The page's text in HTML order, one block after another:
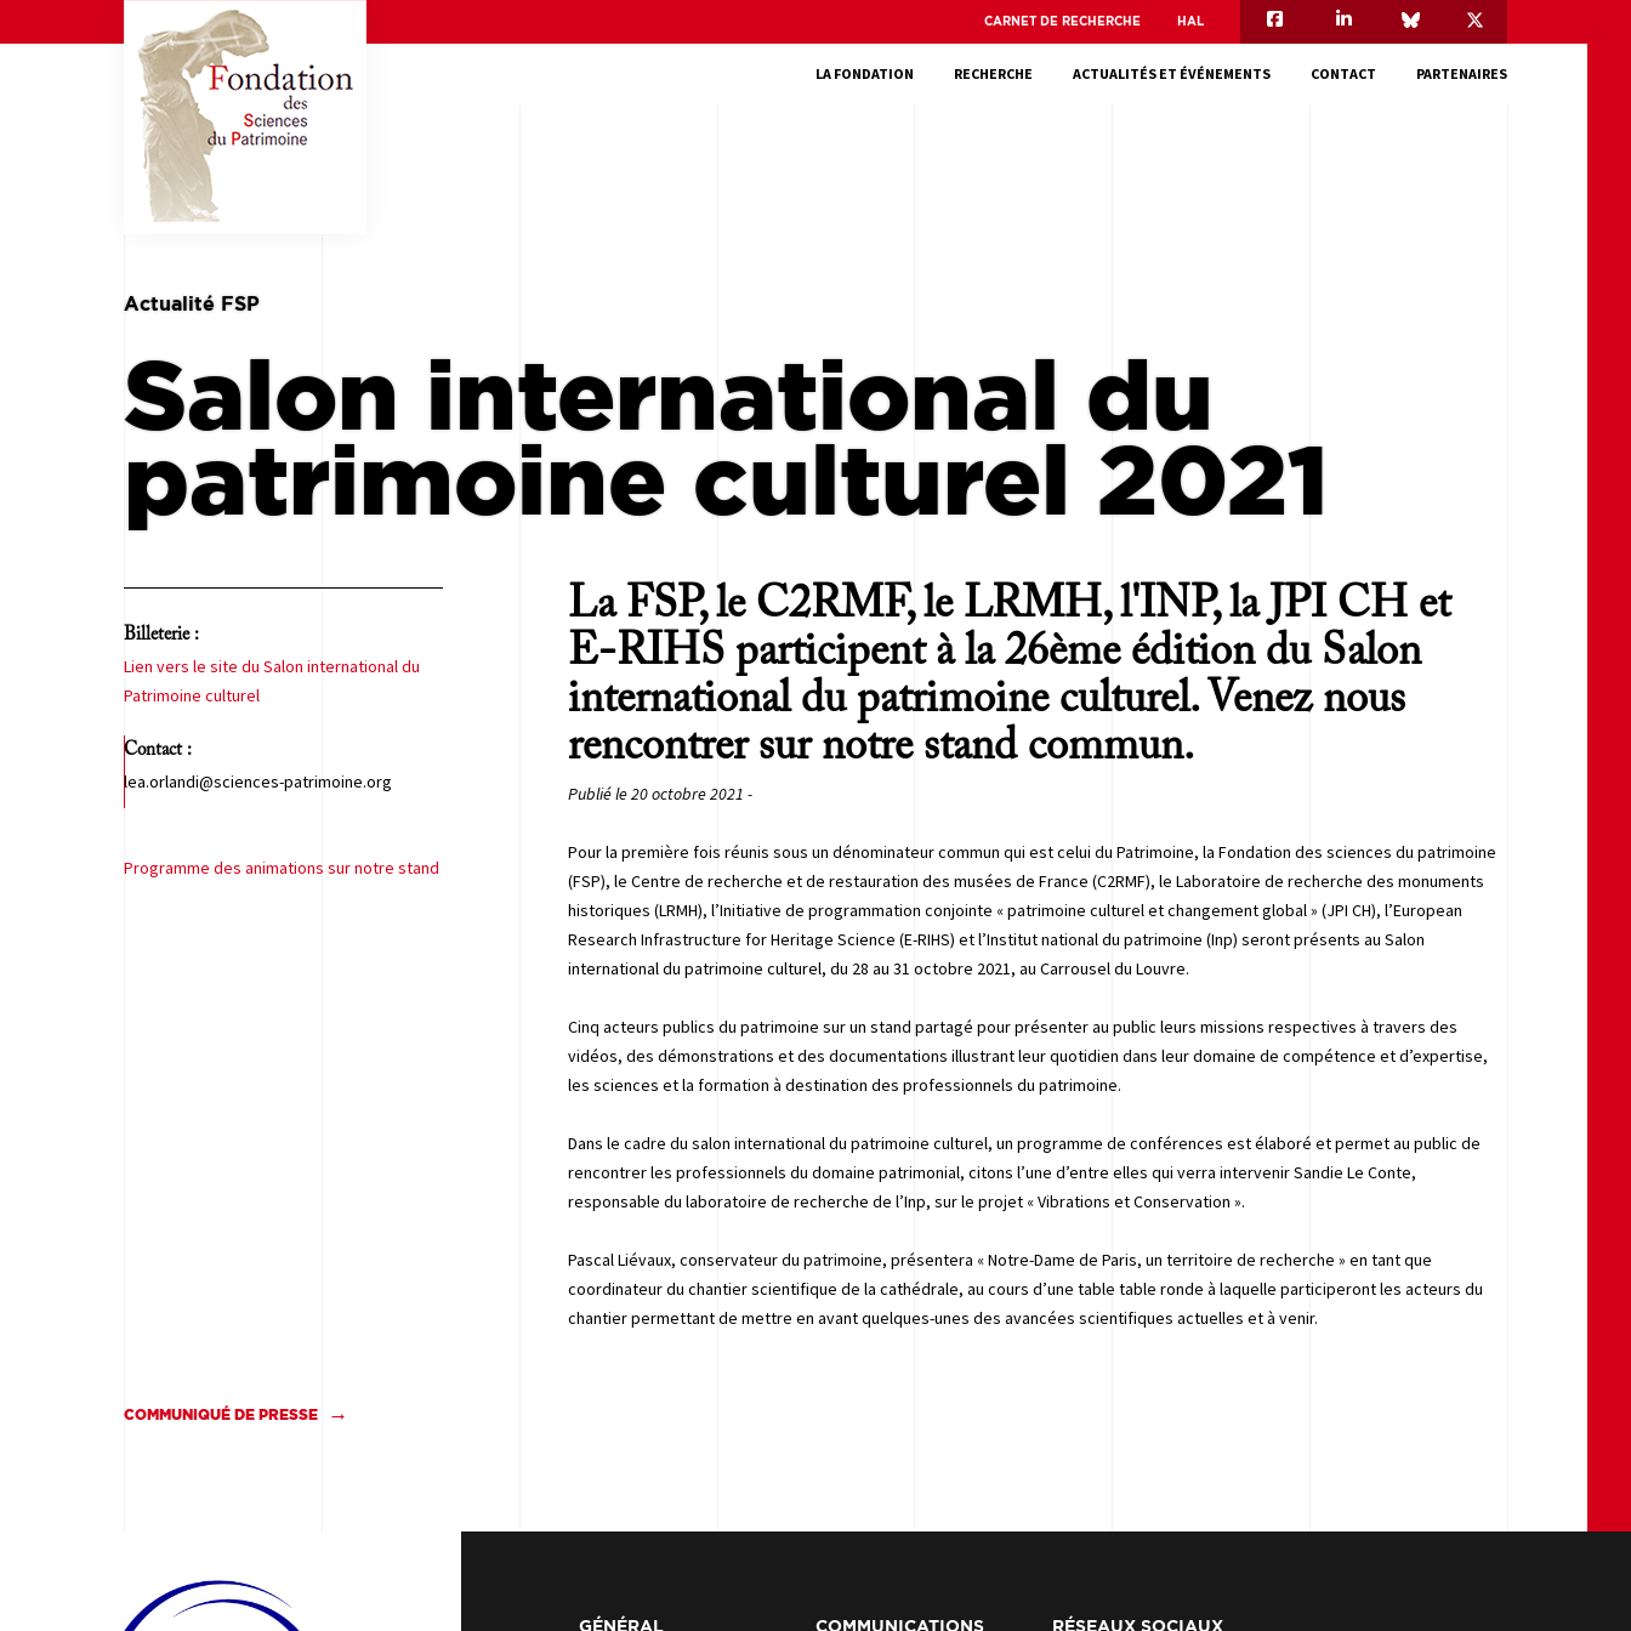
CARNET DE RECHERCHE HAL
LA FONDATION RECHERCHE ACTUALITÉS ET ÉVÉNEMENTS CONTACT PARTENAIRES
Actualité FSP
Salon international du
patrimoine culturel 2021
Billeterie :
Lien vers le site du Salon international du
Patrimoine culturel
Contact :
lea.orlandi@sciences-patrimoine.org
Programme des animations sur notre stand
La FSP, le C2RMF, le LRMH, l'INP, la JPI CH et
E-RIHS participent à la 26ème édition du Salon
international du patrimoine culturel. Venez nous
rencontrer sur notre stand commun.
Publié le 20 octobre 2021 -
Pour la première fois réunis sous un dénominateur commun qui est celui du Patrimoine, la Fondation des sciences du patrimoine
(FSP), le Centre de recherche et de restauration des musées de France (C2RMF), le Laboratoire de recherche des monuments
historiques (LRMH), l’Initiative de programmation conjointe « patrimoine culturel et changement global » (JPI CH), l’European
Research Infrastructure for Heritage Science (E-RIHS) et l’Institut national du patrimoine (Inp) seront présents au Salon
international du patrimoine culturel, du 28 au 31 octobre 2021, au Carrousel du Louvre.
Cinq acteurs publics du patrimoine sur un stand partagé pour présenter au public leurs missions respectives à travers des
vidéos, des démonstrations et des documentations illustrant leur quotidien dans leur domaine de compétence et d’expertise,
les sciences et la formation à destination des professionnels du patrimoine.
Dans le cadre du salon international du patrimoine culturel, un programme de conférences est élaboré et permet au public de
rencontrer les professionnels du domaine patrimonial, citons l’une d’entre elles qui verra intervenir Sandie Le Conte,
responsable du laboratoire de recherche de l’Inp, sur le projet « Vibrations et Conservation ».
Pascal Liévaux, conservateur du patrimoine, présentera « Notre-Dame de Paris, un territoire de recherche » en tant que
coordinateur du chantier scientifique de la cathédrale, au cours d’une table table ronde à laquelle participeront les acteurs du
chantier permettant de mettre en avant quelques-unes des avancées scientifiques actuelles et à venir.
COMMUNIQUÉ DE PRESSE
GÉNÉRAL COMMUNICATIONS RÉSEAUX SOCIAUX